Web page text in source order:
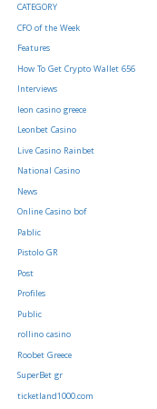
CATEGORY
CFO of the Week
Features
How To Get Crypto Wallet 656
Interviews
leon casino greece
Leonbet Casino
Live Casino Rainbet
National Casino
News
Online Casino bof
Pablic
Pistolo GR
Post
Profiles
Public
rollino casino
Roobet Greece
SuperBet gr
ticketland1000.com